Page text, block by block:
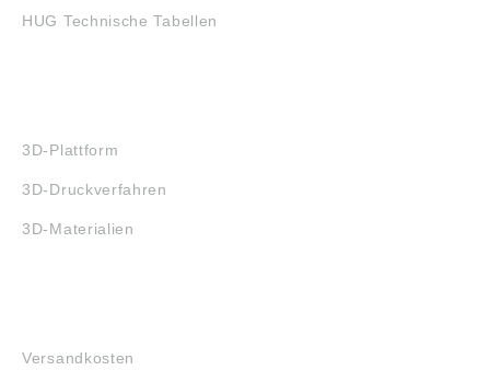
HUG Technische Tabellen
3D-Plattform
3D-Druckverfahren
3D-Materialien
Versandkosten